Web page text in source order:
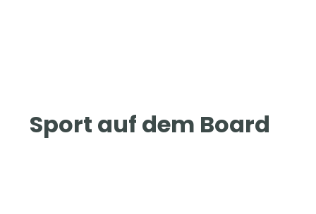
Sport auf dem Board